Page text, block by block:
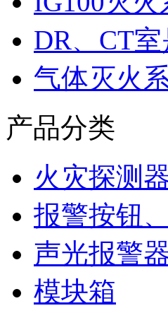
DR、CT
气体灭火
产品分类
火灾探测
报警按钮
声光报警
模块箱